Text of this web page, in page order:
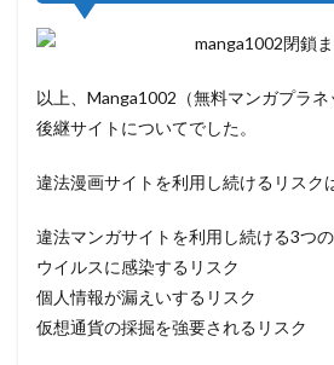
以上、Manga1002（無料マンガプラネ
後継サイトについてでした。
違法漫画サイトを利用し続けるリスク
違法マンガサイトを利用し続ける3つ
ウイルスに感染するリスク
個人情報が漏えいするリスク
仮想通貨の採掘を強要されるリスク